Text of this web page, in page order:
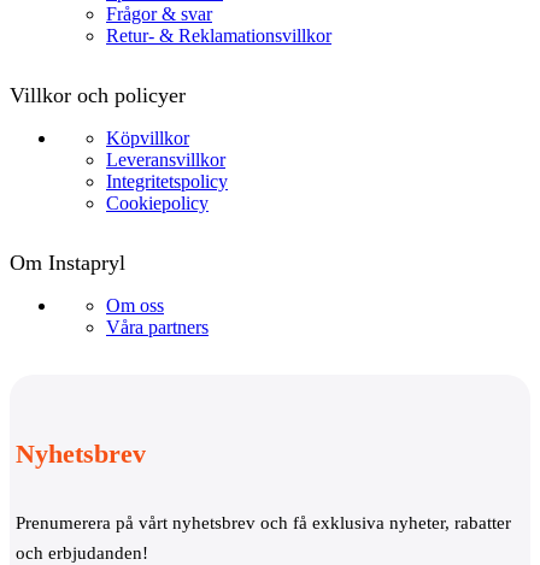
Frågor & svar
Retur- & Reklamationsvillkor
Villkor och policyer
Köpvillkor
Leveransvillkor
Integritetspolicy
Cookiepolicy
Om Instapryl
Om oss
Våra partners
Nyhetsbrev
Prenumerera på vårt nyhetsbrev och få exklusiva nyheter, rabatter
och erbjudanden!